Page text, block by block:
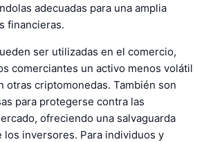
adecuadas para una amplia
financieras.
ser utilizadas en el comercio,
comerciantes un activo menos volátil
otras criptomonedas. También son
para protegerse contra las
ofreciendo una salvaguarda
los inversores. Para individuos y